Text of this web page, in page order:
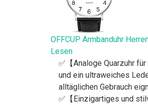
OFFCUP Armbanduhr
Lesen
✅【Analoge Quarzuhr
und ein ultraweiches
alltäglichen Gebrauch
✅【Einzigartiges und